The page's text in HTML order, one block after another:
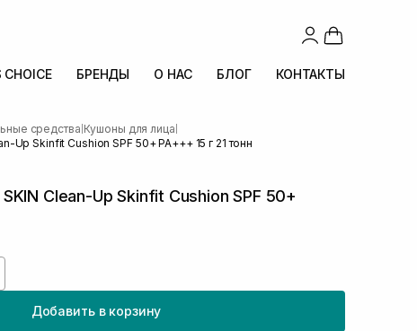
CHOICE БРЕНДЫ О НАС БЛОГ КОНТАКТЫ
средства Кушоны для лица
Up Skinfit Cushion SPF 50+ PA+++ 15 г 21 тонн
Clean-Up Skinfit Cushion SPF 50+
Добавить в корзину